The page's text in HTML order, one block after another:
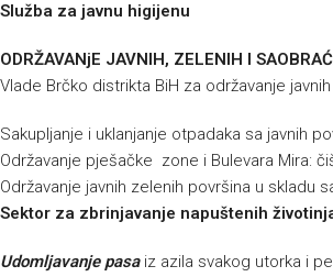
Služba za javnu higijenu
ODRŽAVANjE JAVNIH, ZELENIH I
Vlade Brčko distrikta BiH za održavanje
Sakupljanje i uklanjanje otpadaka sa javnih
Održavanje pješačke zone i Bulevara Mira:
Održavanje javnih zelenih površina u skladu
Sektor za zbrinjavanje napuštenih
Udomljavanje pasaiz azila svakog utorka i